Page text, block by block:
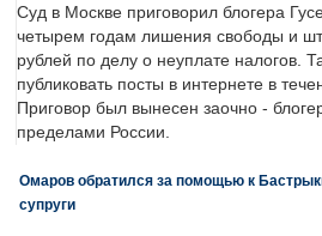
Суд в Москве приговорил блогера
четырем годам лишения свободы и
рублей по делу о неуплате налогов.
публиковать посты в интернете в
Приговор был вынесен заочно -
пределами России.
Омаров обратился за помощью к
супруги